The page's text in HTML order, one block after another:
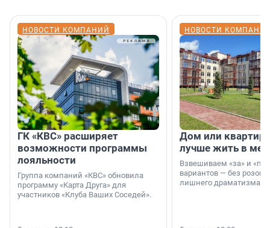
НОВОСТИ КОМПАНИЙ
ГК «КВС» расширяет
возможности программы
лояльности
Группа компаний «КВС» обновила
программу «Карта Друга» для
участников «Клуба Ваших Соседей».
НОВОСТИ
Дом или
лучше жить в
Взвешиваем «за» и
вариантов — без
лишнего драматизма.